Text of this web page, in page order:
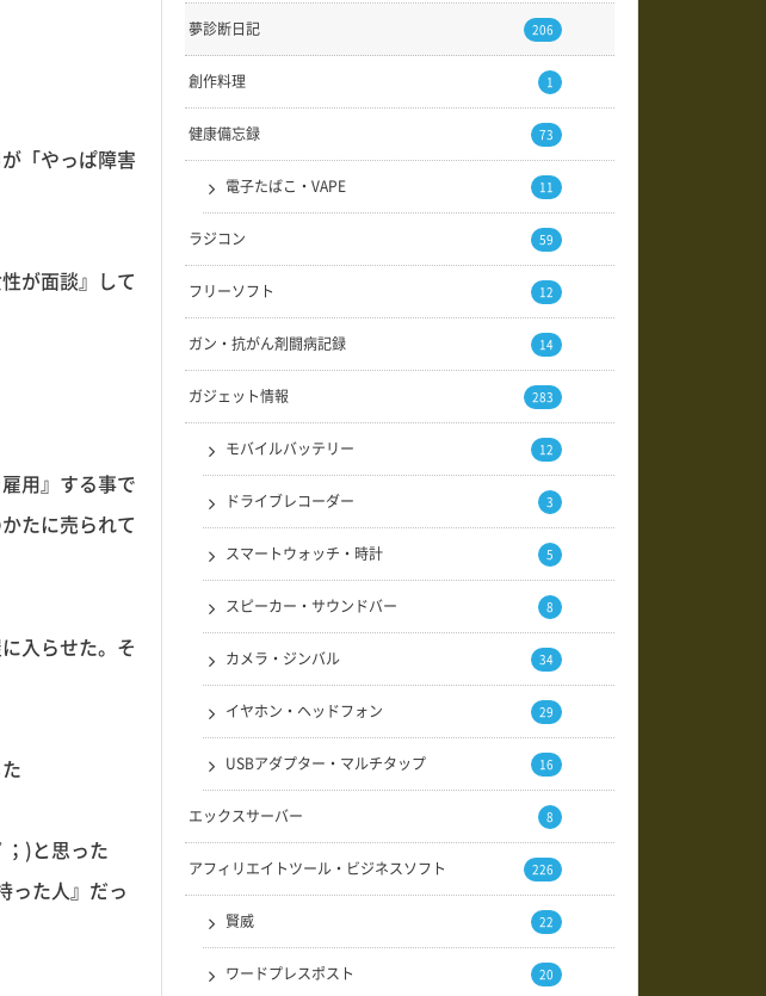
「やっぱ障害
が面談』して
用』する事で
たに売られて
入らせた。そ
)と思った
った人』だっ
夢診断日記 206
創作料理 1
健康備忘録 73
電子たばこ・VAPE 11
ラジコン 59
フリーソフト 12
ガン・抗がん剤闘病記録 14
ガジェット情報 283
モバイルバッテリー 12
ドライブレコーダー 3
スマートウォッチ・時計 5
スピーカー・サウンドバー 8
カメラ・ジンバル 34
イヤホン・ヘッドフォン 29
USBアダプター・マルチタップ 16
エックスサーバー 8
アフィリエイトツール・ビジネスソフト 226
賢威 22
ワードプレスポスト 20